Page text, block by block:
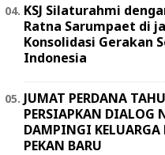
KSJ Silaturahmi
Ratna Sarumpaet di
Konsolidasi Gerakan
Indonesia
JUMAT PERDANA
PERSIAPKAN DIALOG
DAMPINGI
PEKAN BARU